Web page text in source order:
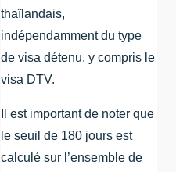
thaïlandais,
indépendamment du type
de visa détenu, y compris le
visa DTV.
Il est important de noter que
le seuil de 180 jours est
calculé sur l’ensemble de